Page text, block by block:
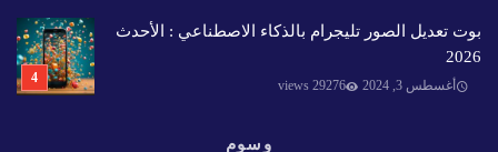
بوت تعديل الصور تليجرام بالذكاء الاصطناعي : الأحدث
2026
أغسطس 3, 2024 29276 views
وسوم